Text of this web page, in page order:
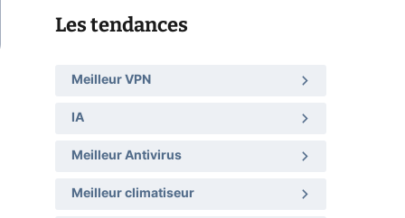
Les tendances
Meilleur VPN
IA
Meilleur Antivirus
Meilleur climatiseur